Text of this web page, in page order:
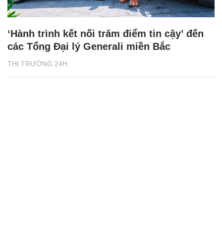
THỊ TRƯỜNG 24H
‘Hành trình kết nối trăm điểm tin cậy’ đến
các Tổng Đại lý Generali miền Bắc